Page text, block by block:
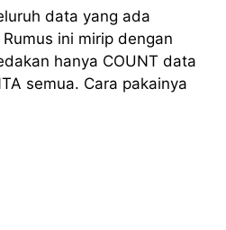
data yang ada
ini mirip dengan
hanya COUNT data
semua. Cara pakainya